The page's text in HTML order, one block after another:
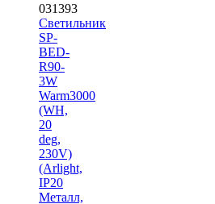
031393
Светильник
SP-
BED-
R90-
3W
Warm3000
(WH,
20
deg,
230V)
(Arlight,
IP20
Металл,